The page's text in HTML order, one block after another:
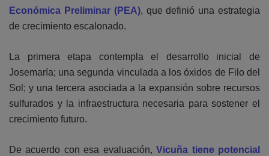
Económica Preliminar (PEA), que definió una estrategia
de crecimiento escalonado.
La primera etapa contempla el desarrollo inicial de
Josemaría; una segunda vinculada a los óxidos de Filo del
Sol; y una tercera asociada a la expansión sobre recursos
sulfurados y la infraestructura necesaria para sostener el
crecimiento futuro.
De acuerdo con esa evaluación,Vicuña tiene potencial